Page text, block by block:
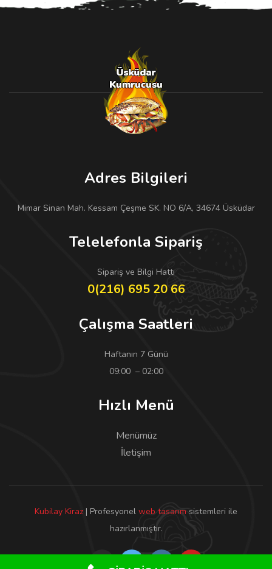
Adres Bilgileri
Mimar Sinan Mah. Kessam Çeşme SK. NO 6/A, 34674 Üsküdar
Telelefonla Sipariş
Sipariş ve Bilgi Hattı
0(216) 695 20 66
Çalışma Saatleri
Haftanın 7 Günü
09:00 – 02:00
Hızlı Menü
Menümüz
İletişim
Kubilay Kiraz | Profesyonel web tasarım sistemleri ile
hazırlanmıştır.